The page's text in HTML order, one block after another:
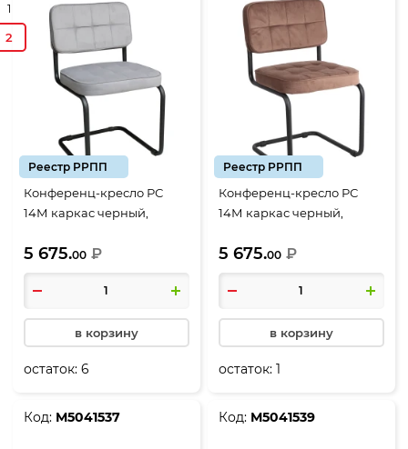
1
2
Реестр РРПП
Конференц-кресло РС
14М каркас черный,
01.00.14)
5 675.00 ₽
в корзину
остаток:6
Реестр РРПП
Конференц-кресло РС
14М каркас черный,
коричневый (РС 01.00.14)
5 675.00 ₽
в корзину
остаток:1
Код: М5041537 Код: М5041539